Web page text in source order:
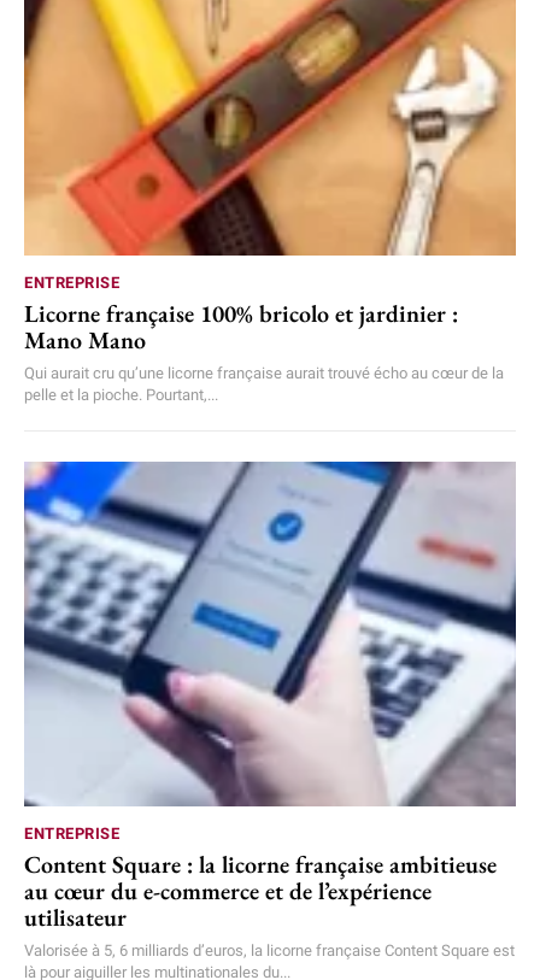
ENTREPRISE
Licorne française 100% bricolo et jardinier :
Mano Mano
Qui aurait cru qu’une licorne française aurait trouvé écho au cœur de la
pelle et la pioche. Pourtant,...
ENTREPRISE
Content Square : la licorne française ambitieuse
au cœur du e-commerce et de l’expérience
utilisateur
Valorisée à 5, 6 milliards d’euros, la licorne française Content Square est
là pour aiguiller les multinationales du...